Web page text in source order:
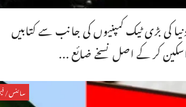
کی بڑی ٹیک کمپنیوں کی جانب سے کتابیں
کر کے اصل نسخے ضائع ...
سائنس/